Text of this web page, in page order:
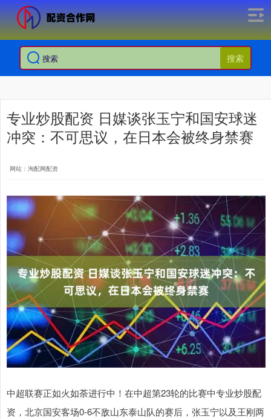
搜索
专业炒股配资 日媒谈张玉宁和国安球迷
冲突：不可思议，在日本会被终身禁赛
网站：淘配网配资
中超联赛正如火如荼进行中！在中超第23轮的比赛中专业炒股配
资，北京国安客场0-6不敌山东泰山队的赛后，张玉宁以及王刚两